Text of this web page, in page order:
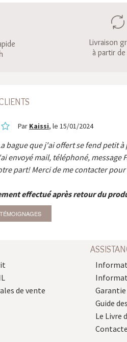
Livraison
à partir
Par Kaissi, le 15/01/2024
bague que j'ai offert se fend petit
envoyé mail, téléphoné, message
part! Merci de me contacter
effectué après retour du
de vente
Guide
Le Livre